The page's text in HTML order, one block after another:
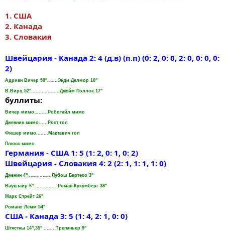
1. США
2. Канада
3. Словакия
Швейцария - Канада 2: 4 (д.в) (п.п) (0: 2, 0: 0, 2: 0, 0: 0, 0:
2)
Адриан Вичер 50".......Энди Делмор 10"
В.Вирц 52"........ ..........Джейм Поллок 17"
буллиты:
Вичер мимо.........Робитайл мимо
Дженнин мимо......Рост гол
Фишер мимо........Мактавич гол
Плюсс мимо
Германия - США 1: 5 (1: 2, 0: 1, 0: 2)
Швейцария - Словакия 4: 2 (2: 1, 1: 1, 1: 0)
Дженин 4" ...............Лубош Бартеко 3"
Вауклаир 6"................Роман Кукумберг 38"
Марк Стрейт 26"
Романо Лемм 54"
США - Канада 3: 5 (1: 4, 2: 1, 0: 0)
Штястны 14",35" ........Трепаньер 9"